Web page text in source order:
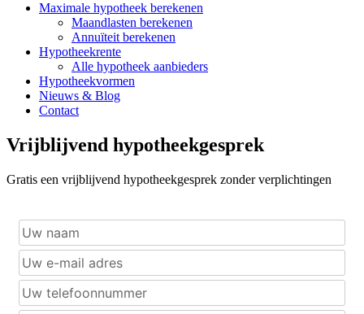
Maximale hypotheek berekenen
Maandlasten berekenen
Annuïteit berekenen
Hypotheekrente
Alle hypotheek aanbieders
Hypotheekvormen
Nieuws & Blog
Contact
Vrijblijvend hypotheekgesprek
Gratis een vrijblijvend hypotheekgesprek zonder verplichtingen